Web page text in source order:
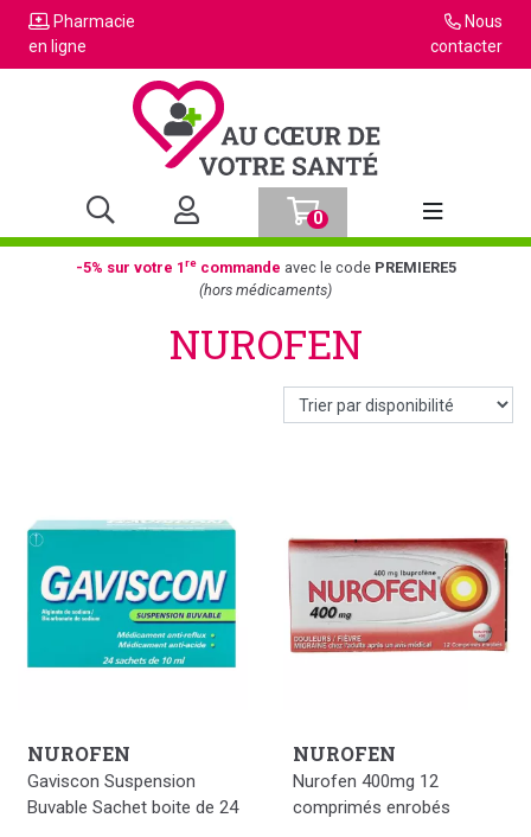
Pharmacie
en ligne
Nous
contacter
0
Afficher la
-5% sur votre 1recommande avec le code PREMIERE5
(hors médicaments)
NUROFEN
NUROFEN
Gaviscon Suspension
Buvable Sachet boite de 24
NUROFEN
Nurofen 400mg 12
comprimés enrobés